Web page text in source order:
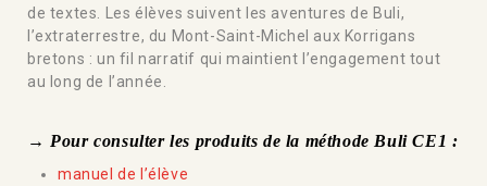
de textes. Les élèves suivent les aventures de Buli,
l’extraterrestre, du Mont-Saint-Michel aux Korrigans
bretons : un fil narratif qui maintient l’engagement tout
au long de l’année.
→ Pour consulter les produits de la méthode Buli CE1 :
manuel de l’élève